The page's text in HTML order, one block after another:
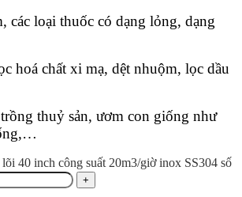
các loại thuốc có dạng lỏng, dạng
hoá chất xi mạ, dệt nhuộm, lọc dầu
thuỷ sản, ươm con giống như
40 inch công suất 20m3/giờ inox SS304 số